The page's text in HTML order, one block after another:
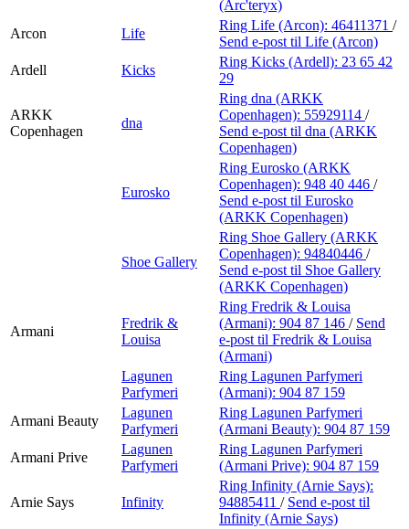
(Arc'teryx)
Arcon
Life
Ring Life (Arcon): 46411371 /
Send e-post til Life (Arcon)
Ardell
Kicks
Ring Kicks (Ardell): 23 65 42
29
ARKK
Copenhagen
dna
Ring dna (ARKK
Copenhagen): 55929114 /
Send e-post til dna (ARKK
Copenhagen)
Eurosko
Ring Eurosko (ARKK
Copenhagen): 948 40 446 /
Send e-post til Eurosko
(ARKK Copenhagen)
Shoe Gallery
Ring Shoe Gallery (ARKK
Copenhagen): 94840446 /
Send e-post til Shoe Gallery
(ARKK Copenhagen)
Armani
Fredrik &
Louisa
Ring Fredrik & Louisa
(Armani): 904 87 146 / Send
e-post til Fredrik & Louisa
(Armani)
Lagunen
Parfymeri
Ring Lagunen Parfymeri
(Armani): 904 87 159
Armani Beauty
Lagunen
Parfymeri
Ring Lagunen Parfymeri
(Armani Beauty): 904 87 159
Armani Prive
Lagunen
Parfymeri
Ring Lagunen Parfymeri
(Armani Prive): 904 87 159
Arnie Says Infinity
Ring Infinity (Arnie Says):
94885411 / Send e-post til
Infinity (Arnie Says)